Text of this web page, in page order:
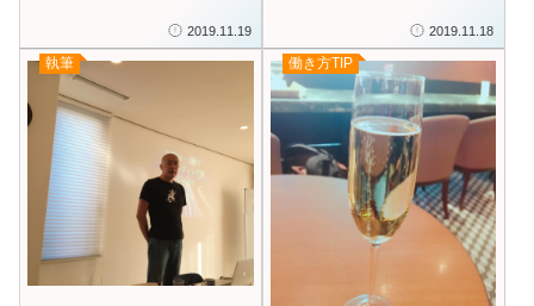
2019.11.19 2019.11.18
執筆 働き方TIP